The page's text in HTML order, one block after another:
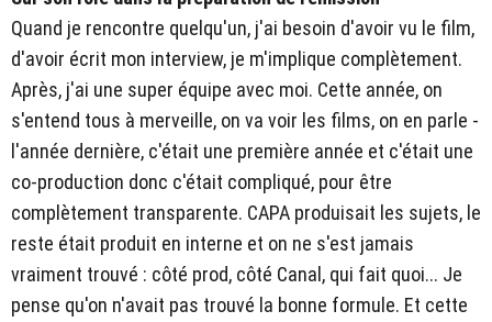
Quand je rencontre quelqu'un, j'ai besoin d'avoir vu le film,
d'avoir écrit mon interview, je m'implique complètement.
Après, j'ai une super équipe avec moi. Cette année, on
s'entend tous à merveille, on va voir les films, on en parle -
l'année dernière, c'était une première année et c'était une
co-production donc c'était compliqué, pour être
complètement transparente. CAPA produisait les sujets, le
reste était produit en interne et on ne s'est jamais
vraiment trouvé : côté prod, côté Canal, qui fait quoi... Je
pense qu'on n'avait pas trouvé la bonne formule. Et cette